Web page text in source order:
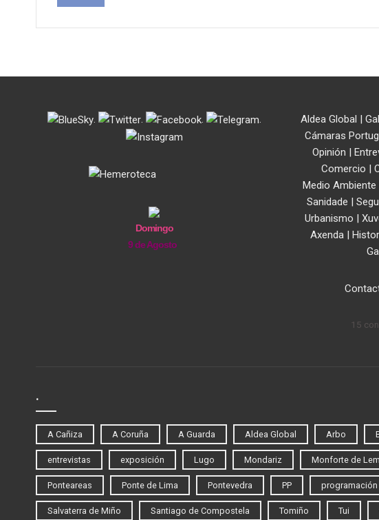
. . . .
Domingo
9 de Agosto
Aldea Global |
Cámaras
Opinión |
Comercio |
Medio Ambiente
Sanidade |
Urbanismo |
Axenda|
15
.
A Cañiza A Coruña A Guarda Aldea Global Arbo
entrevistas exposición Lugo Mondariz Monforte de
Ponteareas Ponte de Lima Pontevedra PP programación
Salvaterra de Miño Santiago de Compostela Tomiño Tui